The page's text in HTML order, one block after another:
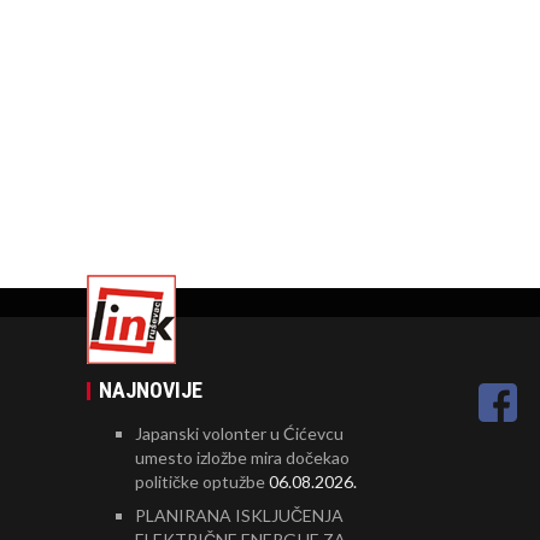
NAJNOVIJE
Japanski volonter u Ćićevcu
umesto izložbe mira dočekao
političke optužbe06.08.2026.
PLANIRANA ISKLJUČENJA